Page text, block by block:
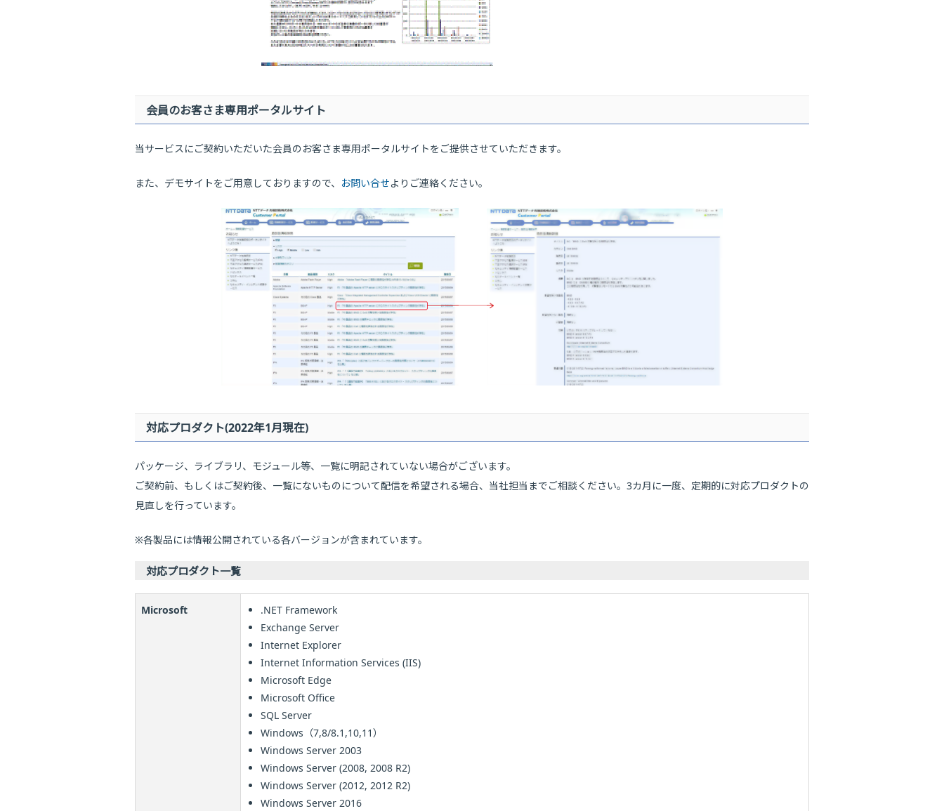
会員のお客さま専用ポータルサイト
当サービスにご契約いただいた会員のお客さま専用ポータルサイトをご提供させていただきます。
また、デモサイトをご用意しておりますので、 お問い合せよりご連絡ください。
対応プロダクト(2022年1月現在)
パッケージ、ライブラリ、モジュール等、一覧に明記されていない場合がございます。
ご契約前、もしくはご契約後、一覧にないものについて配信を希望される場合、当社担当までご相談ください。3カ月に一度、定期的に対応プロダクトの
見直しを行っています。
※各製品には情報公開されている各バージョンが含まれています。
対応プロダクト一覧
Microsoft
.NET Framework
Exchange Server
Internet Explorer
Internet Information Services (IIS)
Microsoft Edge
Microsoft Office
SQL Server
Windows（7,8/8.1,10,11）
Windows Server 2003
Windows Server (2008, 2008 R2)
Windows Server (2012, 2012 R2)
Windows Server 2016